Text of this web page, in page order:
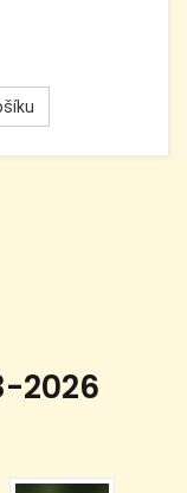
2026